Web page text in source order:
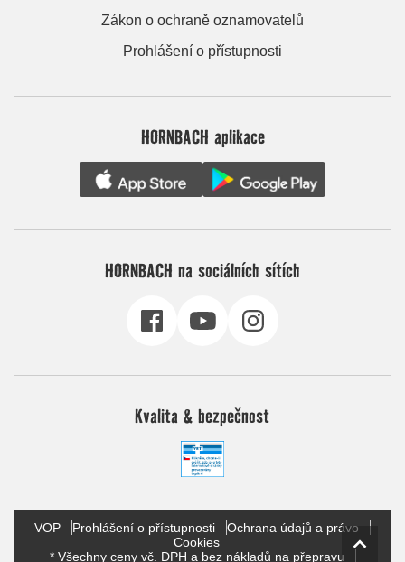
Zákon o ochraně oznamovatelů
Prohlášení o přístupnosti
HORNBACH aplikace
HORNBACH na sociálních sítích
Kvalita & bezpečnost
VOP Prohlášení o přístupnosti
Ochrana údajů a právo
Cookies
* Všechny ceny vč. DPH a bez nákladů na přepravu